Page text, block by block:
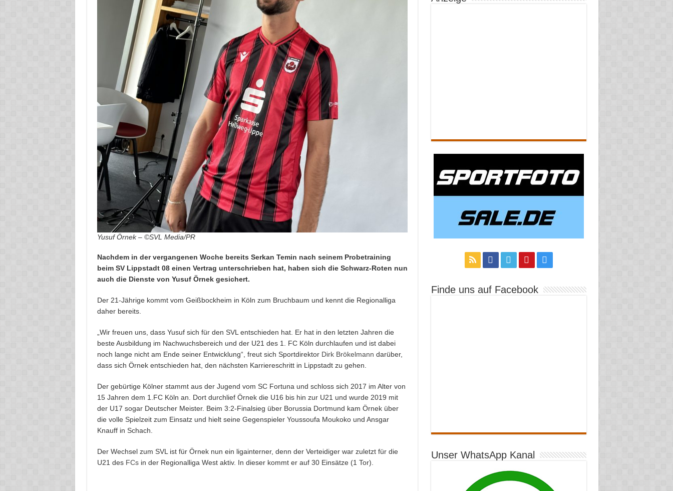
Yusuf Örnek – ©SVL Media/PR
Nachdem in der vergangenen Woche bereits Serkan Temin nach seinem Probetraining
beim SV Lippstadt 08 einen Vertrag unterschrieben hat, haben sich die Schwarz-Roten nun
auch die Dienste von Yusuf Örnek gesichert.
Der 21-Jährige kommt vom Geißbockheim in Köln zum Bruchbaum und kennt die Regionalliga
daher bereits.
„Wir freuen uns, dass Yusuf sich für den SVL entschieden hat. Er hat in den letzten Jahren die
beste Ausbildung im Nachwuchsbereich und der U21 des 1. FC Köln durchlaufen und ist dabei
noch lange nicht am Ende seiner Entwicklung“, freut sich Sportdirektor Dirk Brökelmann darüber,
dass sich Örnek entschieden hat, den nächsten Karriereschritt in Lippstadt zu gehen.
Der gebürtige Kölner stammt aus der Jugend vom SC Fortuna und schloss sich 2017 im Alter von
15 Jahren dem 1.FC Köln an. Dort durchlief Örnek die U16 bis hin zur U21 und wurde 2019 mit
der U17 sogar Deutscher Meister. Beim 3:2-Finalsieg über Borussia Dortmund kam Örnek über
die volle Spielzeit zum Einsatz und hielt seine Gegenspieler Youssoufa Moukoko und Ansgar
Knauff in Schach.
Der Wechsel zum SVL ist für Örnek nun ein ligainterner, denn der Verteidiger war zuletzt für die
U21 des FCsin der Regionalliga West aktiv. In dieser kommt er auf 30 Einsätze (1 Tor).
Finde uns auf Facebook
Unser WhatsApp Kanal